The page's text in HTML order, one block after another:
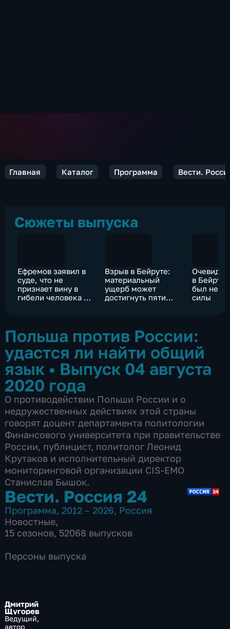
Главная Каталог Программа Вести.
Сюжеты выпуска
Ефремов заявил в
суде, что не
признает вину в
гибели человека в
Взрыв в Бейруте:
материальный
ущерб может
достигнуть пяти
в
был
силы
Польша против России:
удастся ли найти общий
язык • Выпуск 04 августа
2020 года
О противодействии Польши России и о
недружественных действиях этой страны
говорят доцент департамента политологии
Финансового университета при правительстве
России, публицист, политолог Леонид
Крутаков и исполнительный директор
мониторинговой организации CIS-EMO
Станислав Бышок.
Вести. Россия 24
Программа, 2012 – 2026, Россия
Новостные,
15 сезонов, 52068 выпусков
Персоны выпуска
Дмитрий
Щугорев
Ведущий,
автор